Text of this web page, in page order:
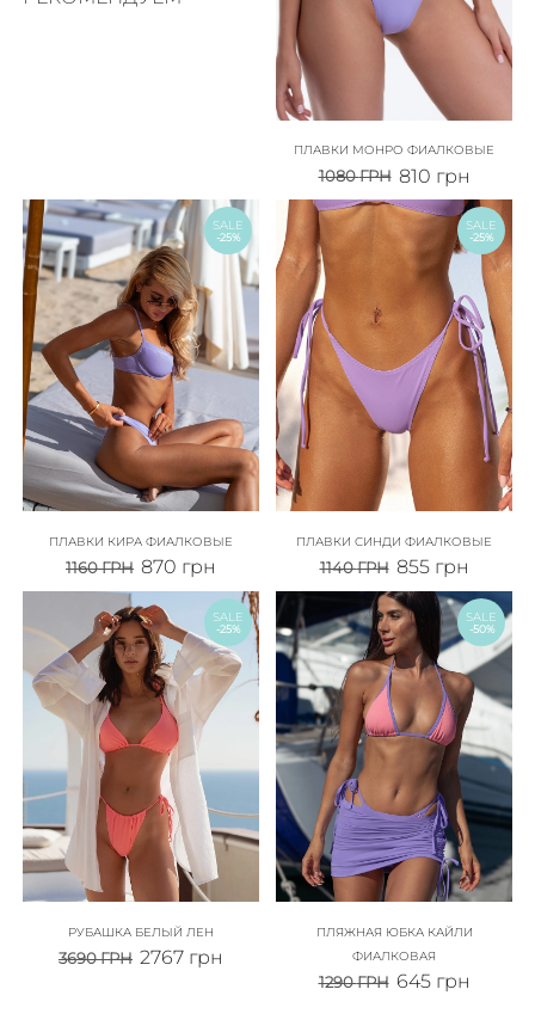
ПЛАВКИ МОНРО ФИАЛКОВЫЕ
1080ГРН 810 грн
SALE
-25%
ПЛАВКИ КИРА ФИАЛКОВЫЕ
1160ГРН 870 грн
SALE
-25%
ПЛАВКИ СИНДИ ФИАЛКОВЫЕ
1140ГРН 855 грн
SALE
-25%
РУБАШКА БЕЛЫЙ ЛЕН
3690ГРН 2767 грн
SALE
-50%
ПЛЯЖНАЯ ЮБКА КАЙЛИ
ФИАЛКОВАЯ
1290ГРН 645 грн